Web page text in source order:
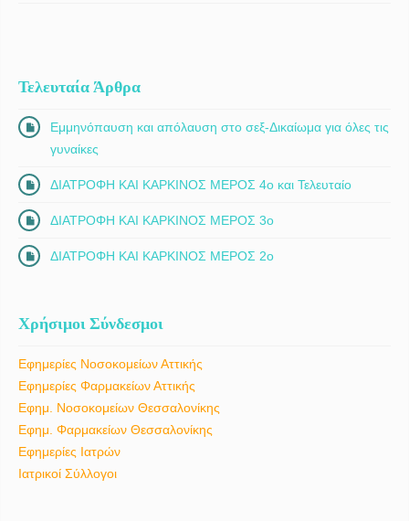
Τελευταία Άρθρα
Εμμηνόπαυση και απόλαυση στο σεξ-Δικαίωμα για όλες τις
γυναίκες
ΔΙΑΤΡΟΦΗ ΚΑΙ ΚΑΡΚΙΝΟΣ ΜΕΡΟΣ 4ο και Τελευταίο
ΔΙΑΤΡΟΦΗ ΚΑΙ ΚΑΡΚΙΝΟΣ ΜΕΡΟΣ 3ο
ΔΙΑΤΡΟΦΗ ΚΑΙ ΚΑΡΚΙΝΟΣ ΜΕΡΟΣ 2ο
Χρήσιμοι Σύνδεσμοι
Εφημερίες Νοσοκομείων Αττικής
Εφημερίες Φαρμακείων Αττικής
Εφημ. Νοσοκομείων Θεσσαλονίκης
Εφημ. Φαρμακείων Θεσσαλονίκης
Εφημερίες Ιατρών
Ιατρικοί Σύλλογοι